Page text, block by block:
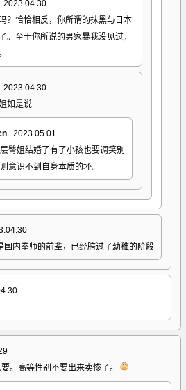
2023.04.30
？恰恰相反，你所谓的抹黑与日本
。至于你所说的男家暴我没见过，
2023.04.30
如是说
2023.05.01
臀姐结婚了有了小孩也要调笑别
意识不到自身本质的坏。
国内拳师的前辈，已经胯过了幼稚的阶段
。高等性别不要出来卖惨了。